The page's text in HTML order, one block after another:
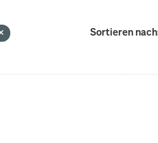
Sortieren nach